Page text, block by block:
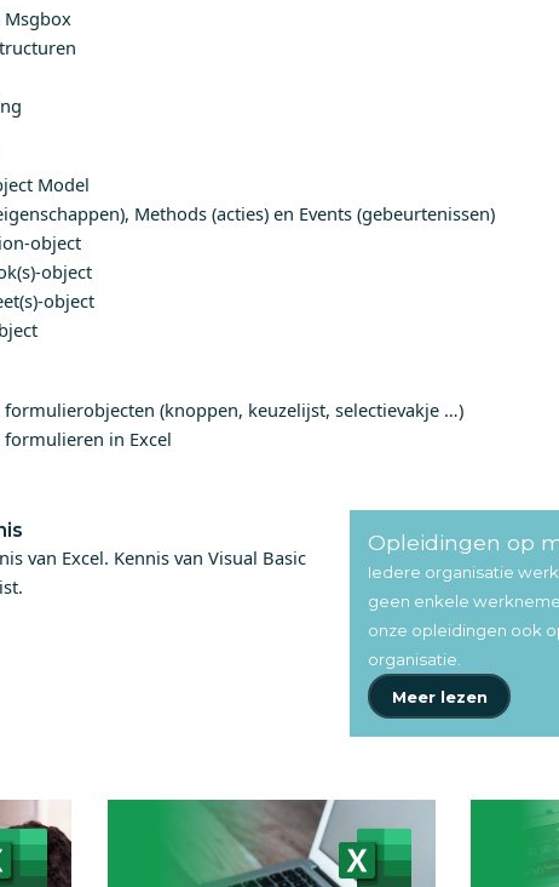
Model
Methods (acties) en Events (gebeurtenissen)
object
object
object
(knoppen, keuzelijst, selectievakje …)
in Excel
van Excel. Kennis van Visual Basic
Opleidingen op
Iedere organisatie
geen enkele
onze opleidingen ook
organisatie.
Meer lezen